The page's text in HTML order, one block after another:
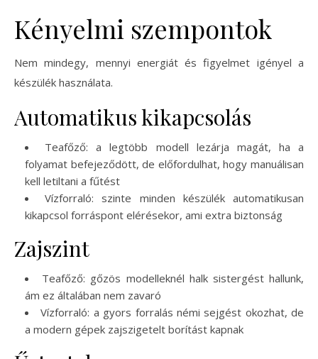
Kényelmi szempontok
Nem mindegy, mennyi energiát és figyelmet igényel a
készülék használata.
Automatikus kikapcsolás
Teafőző: a legtöbb modell lezárja magát, ha a
folyamat befejeződött, de előfordulhat, hogy manuálisan
kell letiltani a fűtést
Vízforraló: szinte minden készülék automatikusan
kikapcsol forráspont elérésekor, ami extra biztonság
Zajszint
Teafőző: gőzös modelleknél halk sistergést hallunk,
ám ez általában nem zavaró
Vízforraló: a gyors forralás némi sejgést okozhat, de
a modern gépek zajszigetelt borítást kapnak